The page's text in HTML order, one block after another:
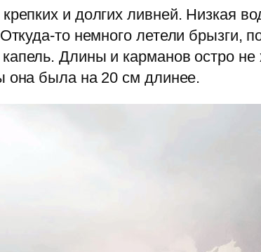
и долгих ливней. Низкая
то немного летели брызги,
Длины и карманов остро
она была на 20 см длинее.